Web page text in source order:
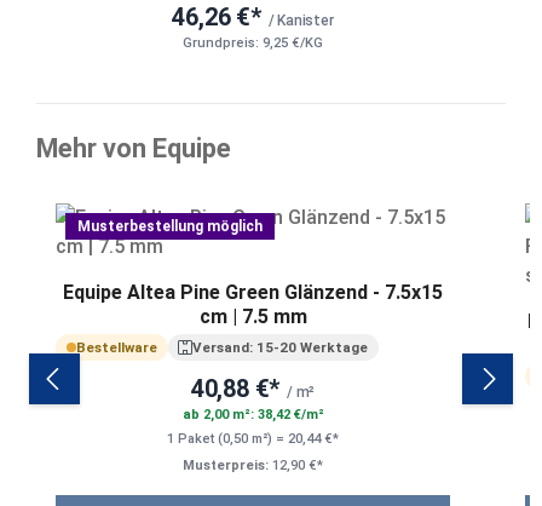
46,26 €* / Kanister
Grundpreis: 9,25 €/KG
Mehr von Equipe
Musterbestellung möglich
Equipe Altea Pine Green Glänzend - 7.5x15
cm | 7.5 mm
Bestellware Versand: 15-20 Werktage
40,88 €* / m²
ab 2,00 m²: 38,42 €/m²
1 Paket (0,50 m²) = 20,44 €*
Musterpreis: 12,90 €*